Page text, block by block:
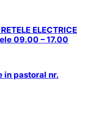
ELECTRICE
09.00 – 17.00
in pastoral nr.